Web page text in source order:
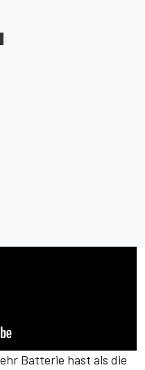
Batterie hast als die